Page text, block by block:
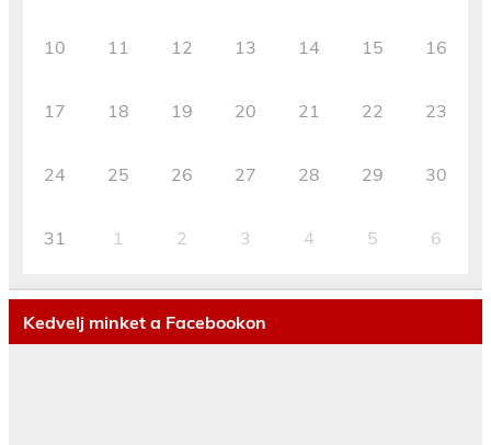
10 11 12 13 14 15 16
17 18 19 20 21 22 23
24 25 26 27 28 29 30
31 1 2 3 4 5 6
Kedvelj minket a Facebookon